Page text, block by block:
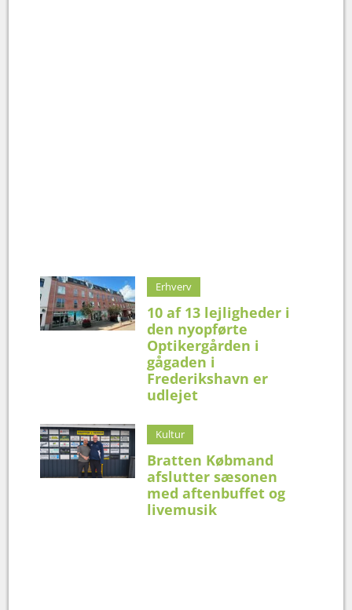
Erhverv
10 af 13 lejligheder i
den nyopførte
Optikergården i
gågaden i
Frederikshavn er
udlejet
Kultur
Bratten Købmand
afslutter sæsonen
med aftenbuffet og
livemusik